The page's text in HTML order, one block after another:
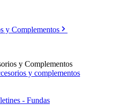
y Complementos
y Complementos
y complementos
- Fundas